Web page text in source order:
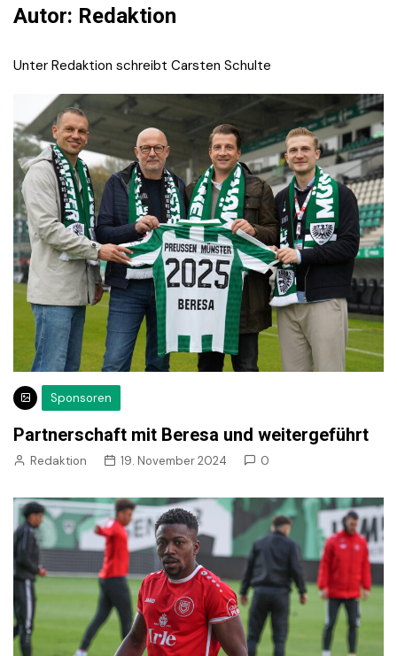
Autor: Redaktion
Unter Redaktion schreibt Carsten Schulte
Sponsoren
Partnerschaft mit Beresa und weitergeführt
Redaktion 19. November 2024 0